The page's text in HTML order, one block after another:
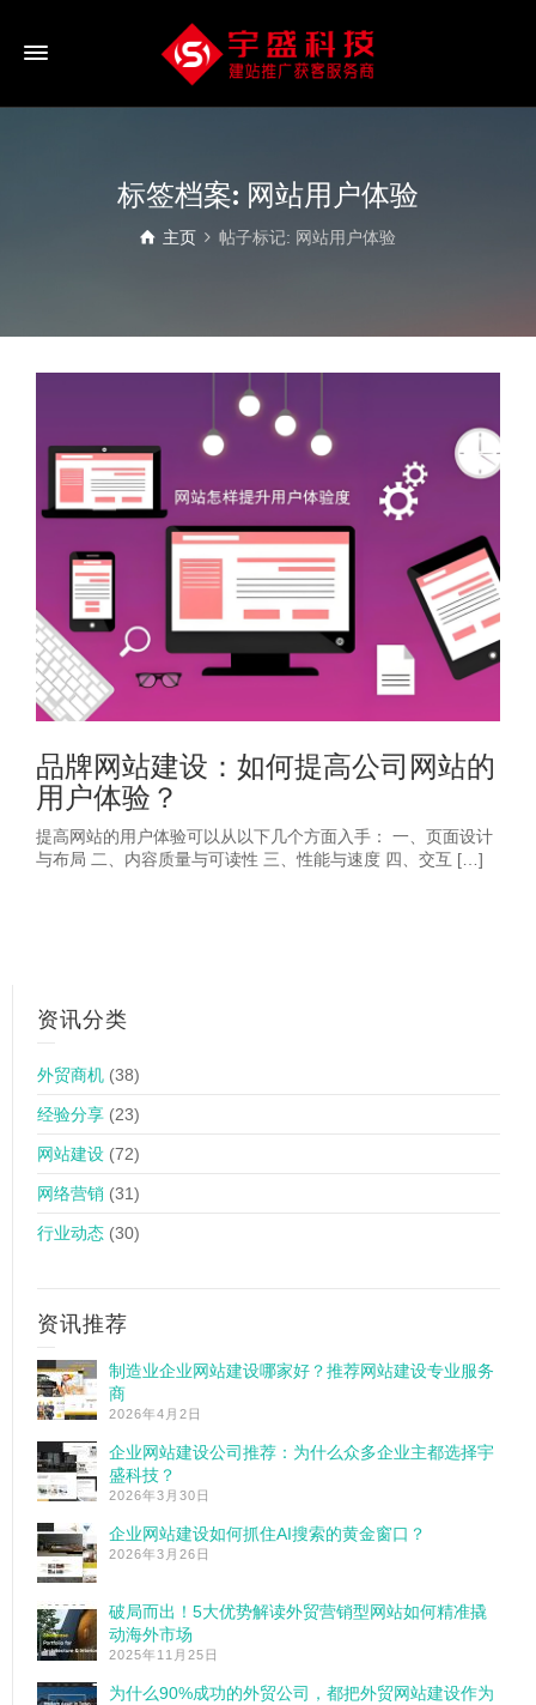
标签档案: 网站用户体验
主页 帖子标记: 网站用户体验
品牌网站建设：如何提高公司网站的
用户体验？
提高网站的用户体验可以从以下几个方面入手： 一、页面设计
与布局 二、内容质量与可读性 三、性能与速度 四、交互 […]
资讯分类
外贸商机 (38)
经验分享 (23)
网站建设 (72)
网络营销 (31)
行业动态 (30)
资讯推荐
制造业企业网站建设哪家好？推荐网站建设专业服务
商
2026年4月2日
企业网站建设公司推荐：为什么众多企业主都选择宇
盛科技？
2026年3月30日
企业网站建设如何抓住AI搜索的黄金窗口？
2026年3月26日
破局而出！5大优势解读外贸营销型网站如何精准撬
动海外市场
2025年11月25日
为什么90%成功的外贸公司，都把外贸网站建设作为